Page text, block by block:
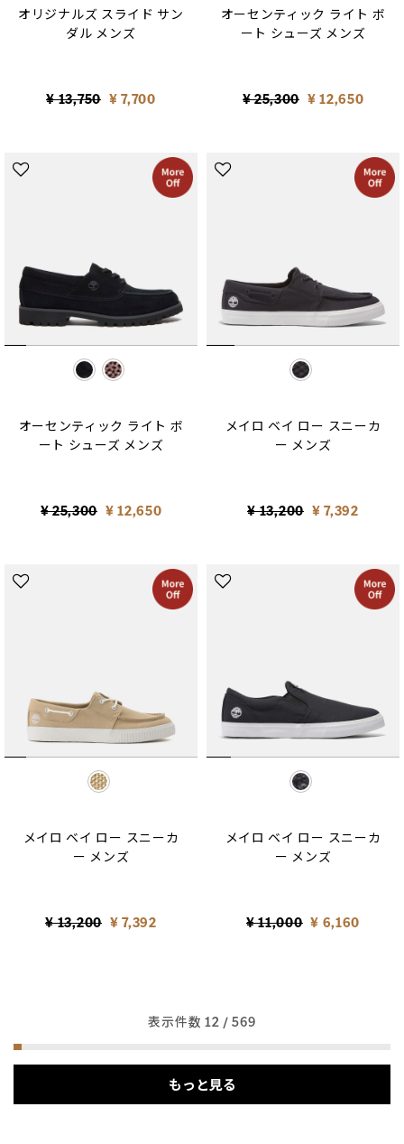
オリジナルズ スライド サン
ダル メンズ
Price reduced from
¥ 13,750to¥ 7,700
オーセンティック ライト ボ
ート シューズ メンズ
Price reduced from
¥ 25,300to¥ 12,650
selected
オーセンティック ライト ボ
ート シューズ メンズ
Price reduced from
¥ 25,300to¥ 12,650
selected
メイロ ベイ ロー スニーカ
ー メンズ
Price reduced from
¥ 13,200to¥ 7,392
selected
メイロ ベイ ロー スニーカ
ー メンズ
Price reduced from
¥ 13,200to¥ 7,392
selected
メイロ ベイ ロー スニーカ
ー メンズ
Price reduced from
¥ 11,000to¥ 6,160
もっと見る
表示件数 12 / 569